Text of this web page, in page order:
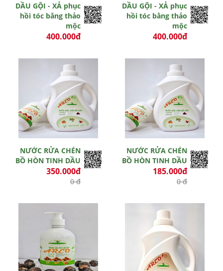
DẦU GỘI - XẢ phục
hồi tóc bằng thảo
mộc
400.000đ
Hết hiệu lực
DẦU GỘI - XẢ phục
hồi tóc bằng thảo
mộc
400.000đ
Còn hiệu lực
NƯỚC RỬA CHÉN
BỒ HÒN TINH DẦU
350.000đ
0 đ
NƯỚC RỬA CHÉN
BỒ HÒN TINH DẦU
185.000đ
0 đ